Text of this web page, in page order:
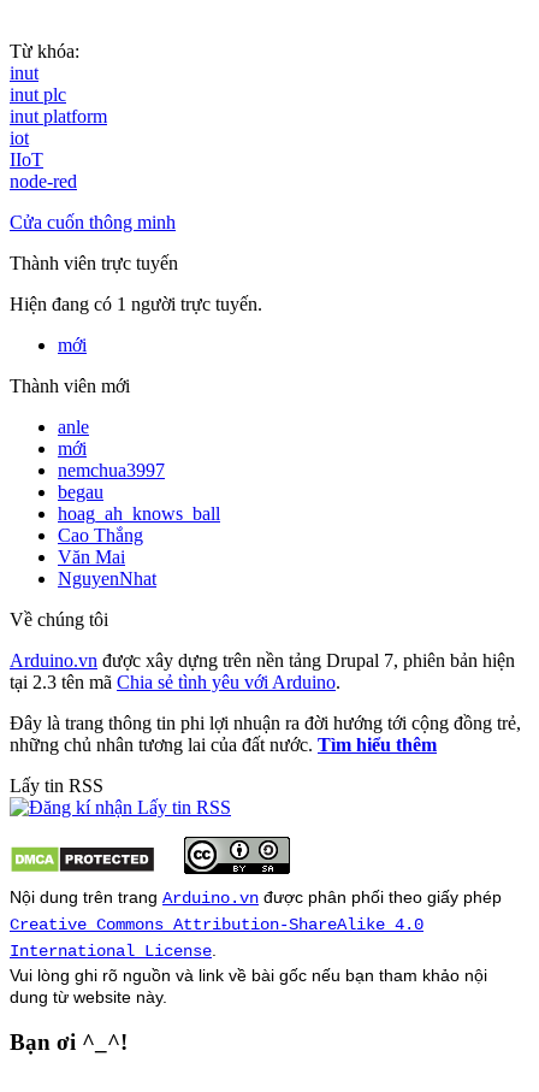
Từ khóa:
inut
inut plc
inut platform
iot
IIoT
node-red
Cửa cuốn thông minh
Thành viên trực tuyến
Hiện đang có 1 người trực tuyến.
mới
Thành viên mới
anle
mới
nemchua3997
begau
hoag_ah_knows_ball
Cao Thắng
Văn Mai
NguyenNhat
Về chúng tôi
Arduino.vn được xây dựng trên nền tảng Drupal 7, phiên bản hiện
tại 2.3 tên mã Chia sẻ tình yêu với Arduino.
Đây là trang thông tin phi lợi nhuận ra đời hướng tới cộng đồng trẻ,
những chủ nhân tương lai của đất nước. Tìm hiểu thêm
Lấy tin RSS
Nội dung trên trang Arduino.vn được phân phối theo giấy phép
Creative Commons Attribution-ShareAlike 4.0
International License
Vui lòng ghi rõ nguồn và link về bài gốc nếu bạn tham khảo nội
dung từ website này.
Bạn ơi ^_^!